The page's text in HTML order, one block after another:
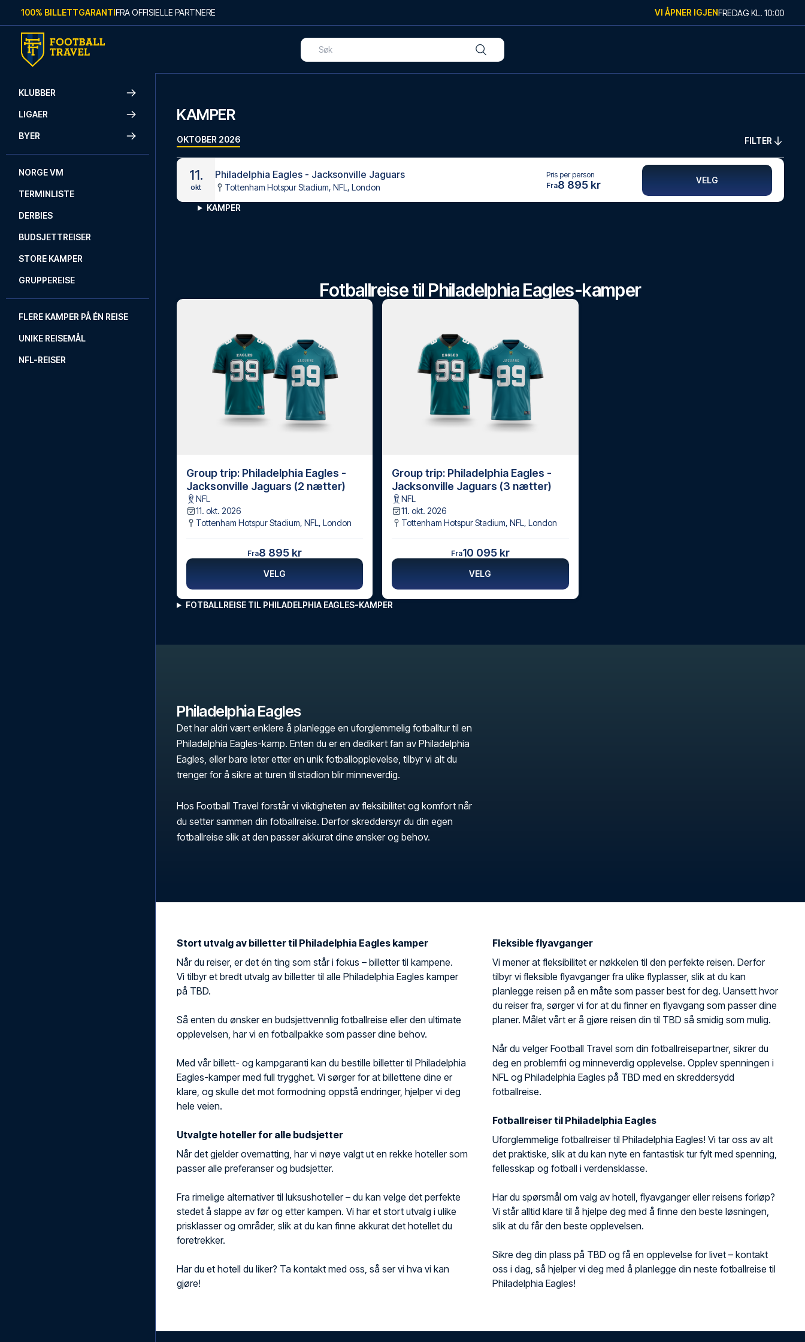
Skip to content
100% BILLETTGARANTIFRA OFFISIELLE PARTNERE VI ÅPNER IGJENFREDAG KL. 10:00
KLUBBER
LIGAER
BYER
NORGE VM
TERMINLISTE
DERBIES
BUDSJETTREISER
STORE KAMPER
GRUPPEREISE
FLERE KAMPER PÅ ÉN REISE
UNIKE REISEMÅL
NFL-REISER
KAMPER
OKTOBER 2026 FILTER
11.
okt
Philadelphia Eagles - Jacksonville Jaguars
Tottenham Hotspur Stadium, NFL, London
Pris per person
Fra8 895 kr VELG
KAMPER
Fotballreise til Philadelphia Eagles-kamper
Group trip: Philadelphia Eagles -
Jacksonville Jaguars (2 nætter)
NFL
11. okt. 2026
Tottenham Hotspur Stadium, NFL, London
Fra8 895 kr
VELG
Group trip: Philadelphia Eagles -
Jacksonville Jaguars (3 nætter)
NFL
11. okt. 2026
Tottenham Hotspur Stadium, NFL,London
Fra10 095 kr
VELG
FOTBALLREISE TIL PHILADELPHIA EAGLES-KAMPER
Philadelphia Eagles
Det har aldri vært enklere å planlegge en uforglemmelig fotballtur til en
Philadelphia Eagles-kamp. Enten du er en dedikert fan av Philadelphia
Eagles, eller bare leter etter en unik fotballopplevelse, tilbyr vi alt du
trenger for å sikre at turen til stadion blir minneverdig.
Hos Football Travel forstår vi viktigheten av fleksibilitet og komfort når
du setter sammen din fotballreise. Derfor skreddersyr du din egen
fotballreise slik at den passer akkurat dine ønsker og behov.
Stort utvalg av billetter til Philadelphia Eagles kamper
Når du reiser, er det én ting som står i fokus – billetter til kampene.
Vi tilbyr et bredt utvalg av billetter til alle Philadelphia Eagles kamper
på TBD.
Så enten du ønsker en budsjettvennlig fotballreise eller den ultimate
opplevelsen, har vi en fotballpakke som passer dine behov.
Med vår billett- og kampgaranti kan du bestille billetter til Philadelphia
Eagles-kamper med full trygghet. Vi sørger for at billettene dine er
klare, og skulle det mot formodning oppstå endringer, hjelper vi deg
hele veien.
Utvalgte hoteller for alle budsjetter
Når det gjelder overnatting, har vi nøye valgt ut en rekke hoteller som
passer alle preferanser og budsjetter.
Fra rimelige alternativer til luksushoteller – du kan velge det perfekte
stedet å slappe av før og etter kampen. Vi har et stort utvalg i ulike
prisklasser og områder, slik at du kan finne akkurat det hotellet du
foretrekker.
Har du et hotell du liker? Ta kontakt med oss, så ser vi hva vi kan
gjøre!
Fleksible flyavganger
Vi mener at fleksibilitet er nøkkelen til den perfekte reisen. Derfor
tilbyr vi fleksible flyavganger fra ulike flyplasser, slik at du kan
planlegge reisen på en måte som passer best for deg. Uansett hvor
du reiser fra, sørger vi for at du finner en flyavgang som passer dine
planer. Målet vårt er å gjøre reisen din til TBD så smidig som mulig.
Når du velger Football Travel som din fotballreisepartner, sikrer du
deg en problemfri og minneverdig opplevelse. Opplev spenningen i
NFL og Philadelphia Eagles på TBD med en skreddersydd
fotballreise.
Fotballreiser til Philadelphia Eagles
Uforglemmelige fotballreiser til Philadelphia Eagles! Vi tar oss av alt
det praktiske, slik at du kan nyte en fantastisk tur fylt med spenning,
fellesskap og fotball i verdensklasse.
Har du spørsmål om valg av hotell, flyavganger eller reisens forløp?
Vi står alltid klare til å hjelpe deg med å finne den beste løsningen,
slik at du får den beste opplevelsen.
Sikre deg din plass på TBD og få en opplevelse for livet – kontakt
oss i dag, så hjelper vi deg med å planlegge din neste fotballreise til
Philadelphia Eagles!